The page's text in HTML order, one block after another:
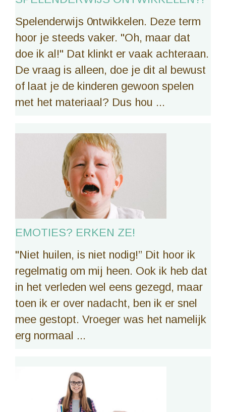
Spelenderwijs 0ntwikkelen. Deze term
hoor je steeds vaker. "Oh, maar dat
doe ik al!" Dat klinkt er vaak achteraan.
De vraag is alleen, doe je dit al bewust
of laat je de kinderen gewoon spelen
met het materiaal? Dus hou ...
EMOTIES? ERKEN ZE!
"Niet huilen, is niet nodig!” Dit hoor ik
regelmatig om mij heen. Ook ik heb dat
in het verleden wel eens gezegd, maar
toen ik er over nadacht, ben ik er snel
mee gestopt. Vroeger was het namelijk
erg normaal ...